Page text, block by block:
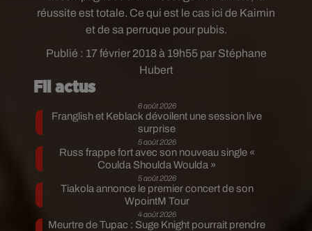
Publié : 17 février 2018 à 19h55 par Stéphane
Hubert
réussite est totale. Ce qui est le cas ici de Kaimin
et de sa perruque pour pubis.
Fil actus
6 août 2026
Franglish et Keblack dévoilent une session live
surprise
5 août 2026
Russ frappe fort avec son nouveau single «
Coulda Shoulda Woulda »
5 août 2026
Tiakola annonce le premier concert de son
WpointM Tour
4 août 2026
Meurtre de Tupac : Suge Knight pourrait prendre